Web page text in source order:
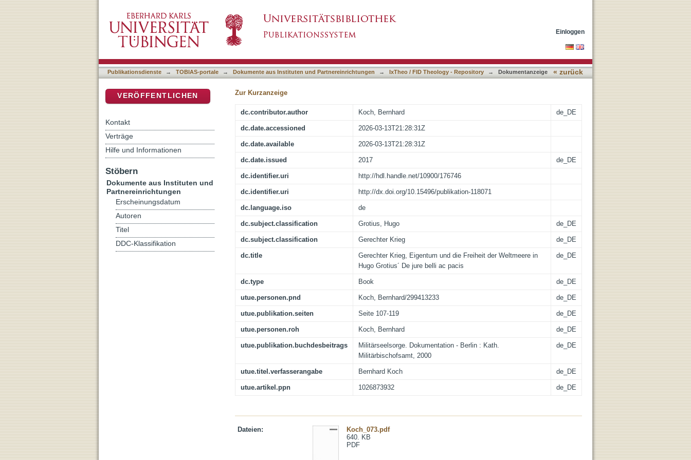
Einloggen
Publikationsdienste → TOBIAS-portale → Dokumente aus Instituten und Partnereinrichtungen → IxTheo / FID Theology - Repository → Dokumentanzeige « zurück
Zur Kurzanzeige
dc.contributor.author Koch, Bernhard de_DE
dc.date.accessioned 2026-03-13T21:28:31Z
dc.date.available 2026-03-13T21:28:31Z
dc.date.issued 2017 de_DE
dc.identifier.uri http://hdl.handle.net/10900/176746
dc.identifier.uri http://dx.doi.org/10.15496/publikation-118071
dc.language.iso de
dc.subject.classification Grotius, Hugo de_DE
dc.subject.classification Gerechter Krieg de_DE
dc.title
Gerechter Krieg, Eigentum und die Freiheit der Weltmeere in
Hugo Grotius´ De jure belli ac pacis
de_DE
dc.type Book de_DE
utue.personen.pnd Koch, Bernhard/299413233 de_DE
utue.publikation.seiten Seite 107-119 de_DE
utue.personen.roh Koch, Bernhard de_DE
utue.publikation.buchdesbeitrags
Militärseelsorge. Dokumentation - Berlin : Kath.
Militärbischofsamt, 2000
de_DE
utue.titel.verfasserangabe Bernhard Koch de_DE
utue.artikel.ppn 1026873932 de_DE
Dateien:
Koch_073.pdf
640. KB
PDF
VERÖFFENTLICHEN
Kontakt
Verträge
Hilfe und Informationen
Stöbern
Dokumente aus Instituten und
Partnereinrichtungen
Erscheinungsdatum
Autoren
Titel
DDC-Klassifikation